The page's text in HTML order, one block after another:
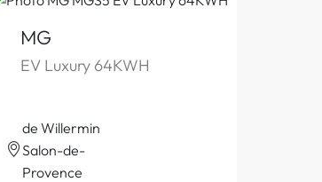
MG
EV Luxury 64KWH
de Willermin
Salon-de-
Provence